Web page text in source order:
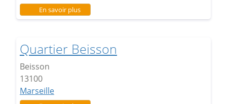
En savoir plussur Quartier Politique de la Ville
Quartier Beisson
Beisson
13100
Marseille